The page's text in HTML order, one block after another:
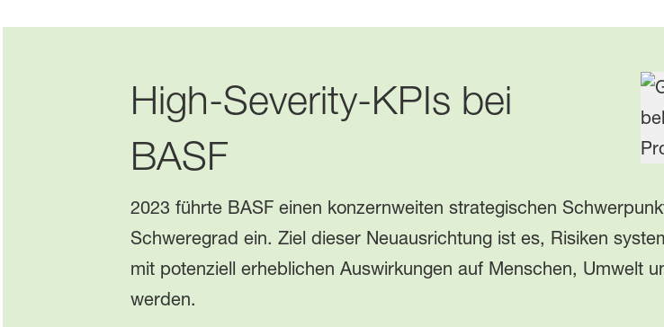
High‑Severity‑KPIs bei
BASF
2023 führte BASF einen konzernweiten strategischen
Schweregrad ein. Ziel dieser Neuausrichtung ist es, Risiken
mit potenziell erheblichen Auswirkungen auf Menschen, Umwelt
werden.